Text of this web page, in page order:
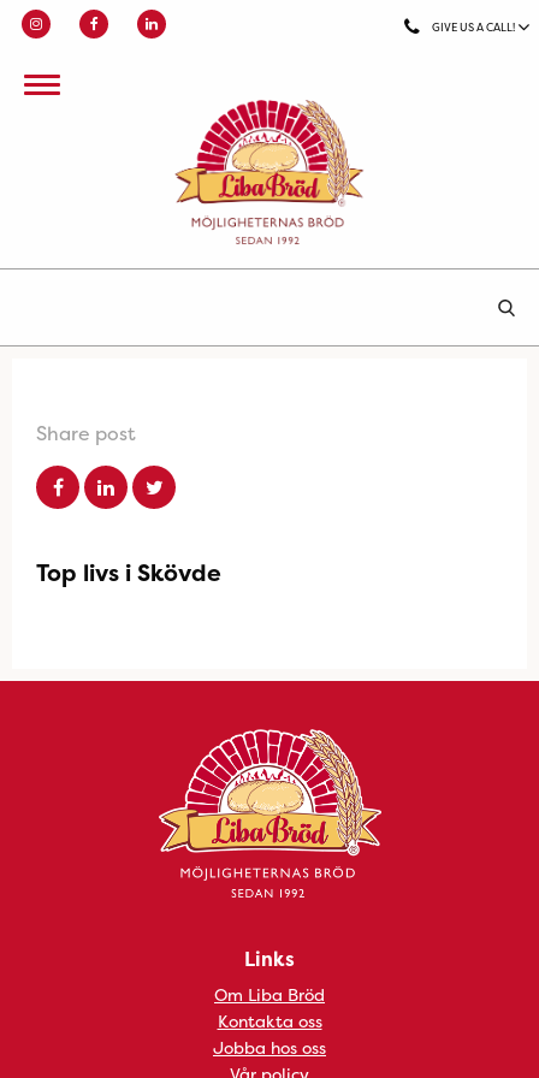
GIVE US A CALL!
Share post
Top livs i Skövde
Links
Om Liba Bröd
Kontakta oss
Jobba hos oss